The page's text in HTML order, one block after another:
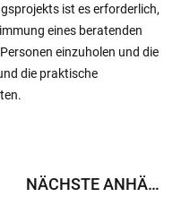
ist es erforderlich,
eines beratenden
einzuholen und die
die praktische
NÄCHSTE ANHÄNGE